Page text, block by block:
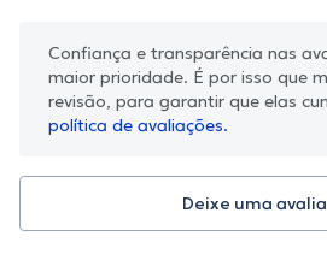
Confiança e transparência nas
maior prioridade. É por isso que
revisão, para garantir que elas
política de avaliações.
Deixe uma